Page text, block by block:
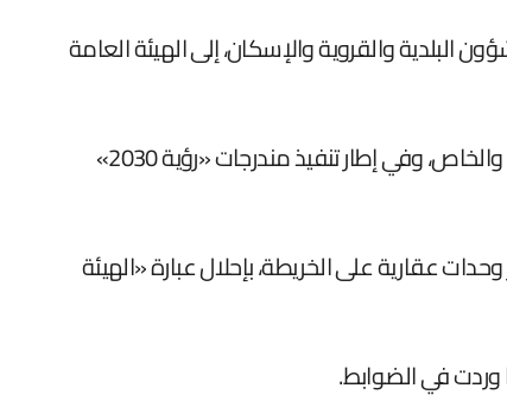
البلدية والقروية والإسكان، إلى الهيئة العامة
ويأتي هذا الإجراء من ضمن الإجراءات المتخذة لتنظيم القطاع العقاري في المملكة، وتعزيز الشراكة بين القطاعين العام والخاص، وفي إطار تنفيذ مندرجات «رؤية 2030»
عقارية على الخريطة، بإحلال عبارة «الهيئة
وردت في الضوابط.